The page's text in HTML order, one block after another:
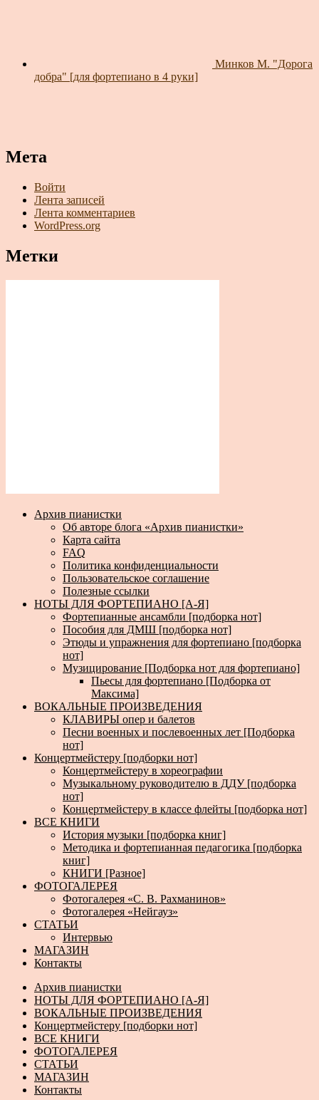
Минков М. "Дорога
добра" [для фортепиано в 4 руки]
Мета
Войти
Лента записей
Лента комментариев
WordPress.org
Метки
Архив пианистки
Об авторе блога «Архив пианистки»
Карта сайта
FAQ
Политика конфиденциальности
Пользовательское соглашение
Полезные ссылки
НОТЫ ДЛЯ ФОРТЕПИАНО [А-Я]
Фортепианные ансамбли [подборка нот]
Пособия для ДМШ [подборка нот]
Этюды и упражнения для фортепиано [подборка
нот]
Музицирование [Подборка нот для фортепиано]
Пьесы для фортепиано [Подборка от
Максима]
ВОКАЛЬНЫЕ ПРОИЗВЕДЕНИЯ
КЛАВИРЫ опер и балетов
Песни военных и послевоенных лет [Подборка
нот]
Концертмейстеру [подборки нот]
Концертмейстеру в хореографии
Музыкальному руководителю в ДДУ [подборка
нот]
Концертмейстеру в классе флейты [подборка нот]
ВСЕ КНИГИ
История музыки [подборка книг]
Методика и фортепианная педагогика [подборка
книг]
КНИГИ [Разное]
ФОТОГАЛЕРЕЯ
Фотогалерея «С. В. Рахманинов»
Фотогалерея «Нейгауз»
СТАТЬИ
Интервью
МАГАЗИН
Контакты
Архив пианистки
НОТЫ ДЛЯ ФОРТЕПИАНО [А-Я]
ВОКАЛЬНЫЕ ПРОИЗВЕДЕНИЯ
Концертмейстеру [подборки нот]
ВСЕ КНИГИ
ФОТОГАЛЕРЕЯ
СТАТЬИ
МАГАЗИН
Контакты